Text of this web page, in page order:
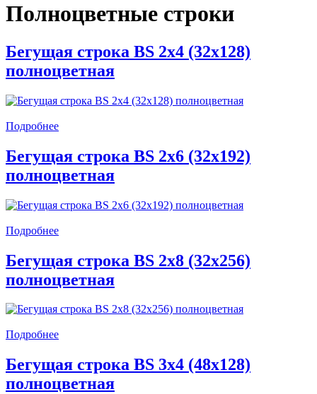
Полноцветные строки
Бегущая строка BS 2x4 (32x128)
полноцветная
Подробнее
Бегущая строка BS 2x6 (32x192)
полноцветная
Подробнее
Бегущая строка BS 2x8 (32x256)
полноцветная
Подробнее
Бегущая строка BS 3x4 (48x128)
полноцветная